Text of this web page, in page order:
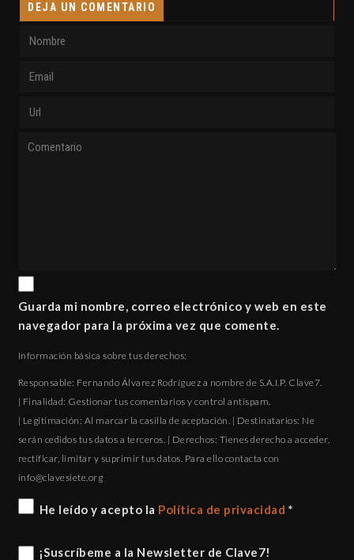
DEJA UN COMENTARIO
Guarda mi nombre, correo electrónico y web en este
navegador para la próxima vez que comente.
Información básica sobre tus derechos:
Responsable: Fernando Álvarez Rodríguez a nombre de S.A.I.P. Clave7.
| Finalidad: Gestionar tus comentarios y control antispam.
| Legitimación: Al marcar la casilla de aceptación. | Destinatarios: Ne
serán cedidos tus datos a terceros. | Derechos: Tienes derecho a acceder,
rectificar, limitar y suprimir tus datos. Para ello contacta con
gro.eteisevalc@ofni
He leído y acepto la Política de privacidad *
¡Suscríbeme a la Newsletter de Clave7!